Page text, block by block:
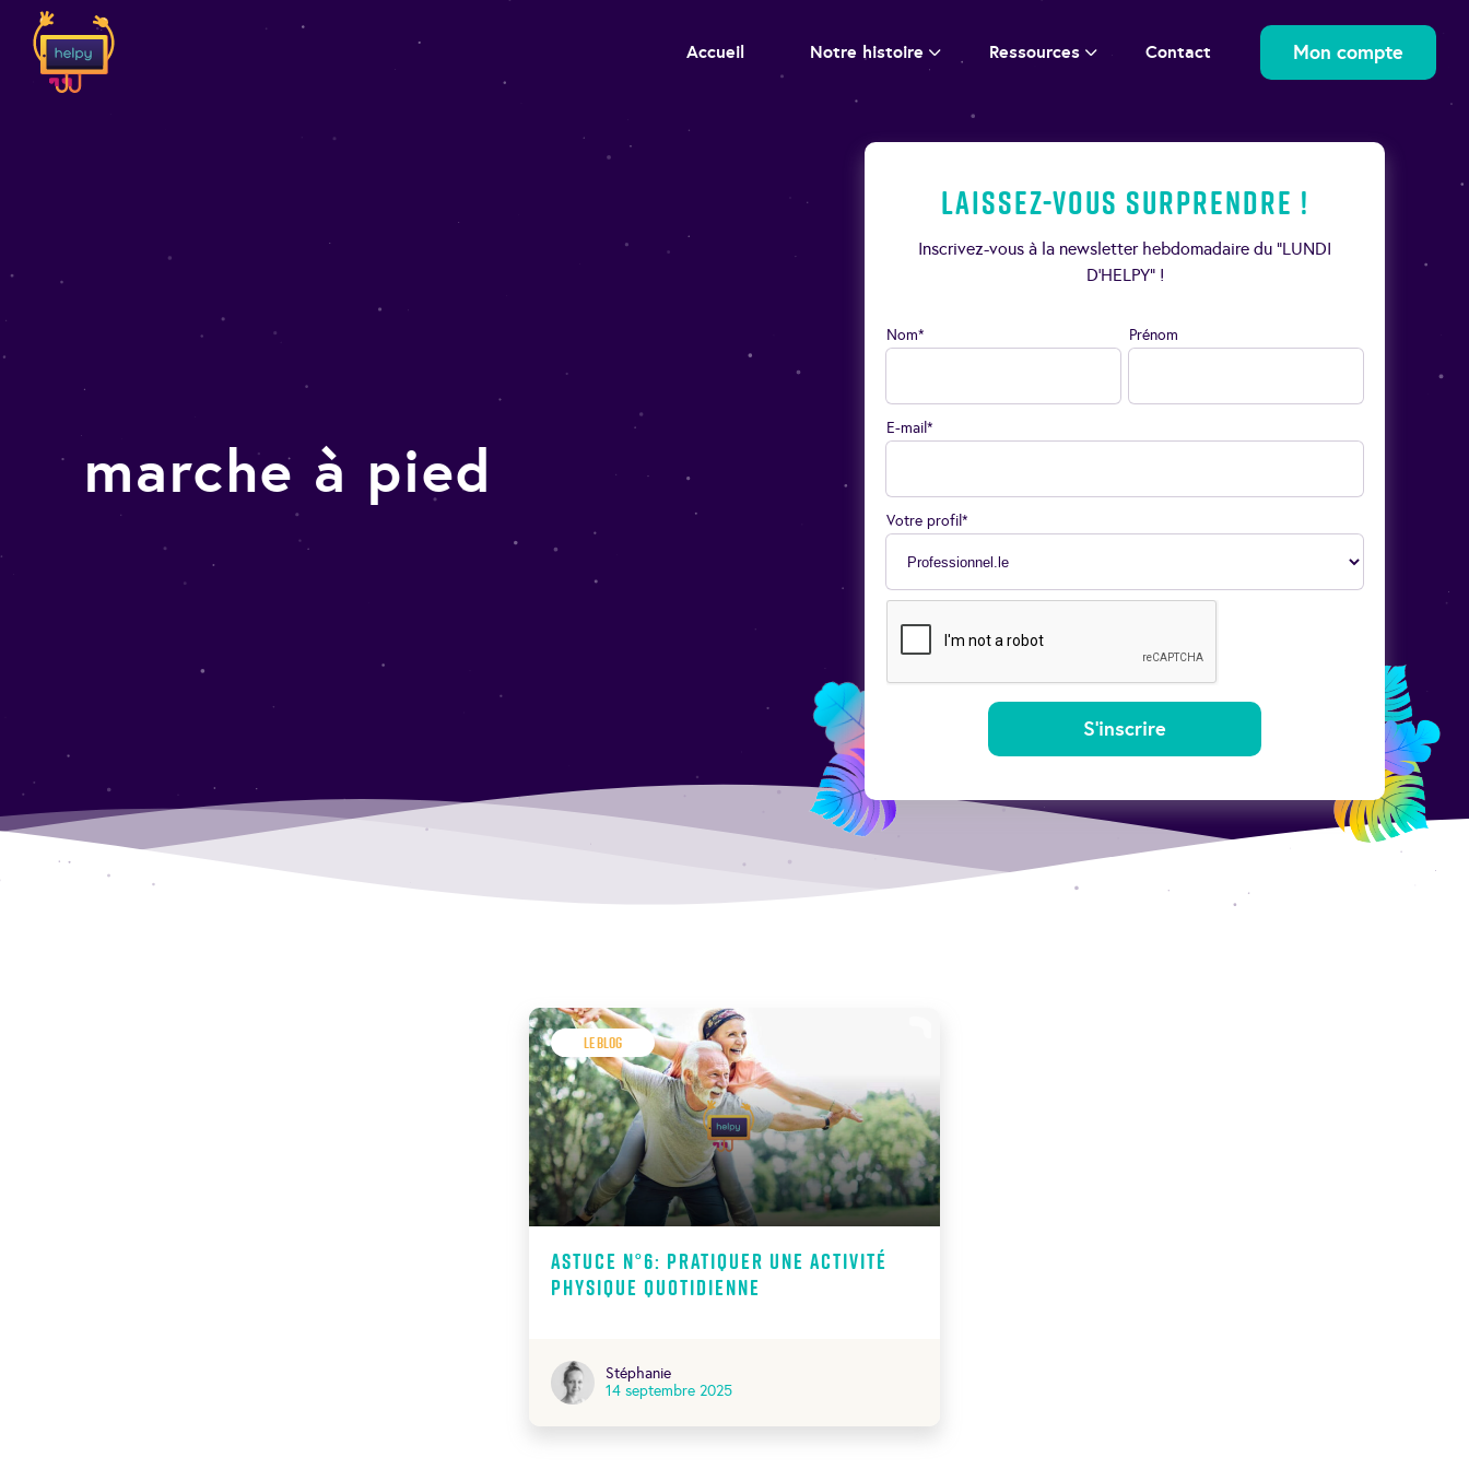
Accueil Notre histoire Ressources Contact Mon compte
marche à pied
Laissez-vous surprendre !
Inscrivez-vous à la newsletter hebdomadaire du “LUNDI
D’HELPY” !
Nom* Prénom
E-mail*
Votre profil*
Le Blog
Astuce N°6: Pratiquer une activité
physique quotidienne
Stéphanie
14 septembre 2025